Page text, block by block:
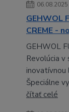
06.08.2025
GEHWOL
CREME -
GEHWOL
Revolúcia
inovatívnou
Špeciálne
čítať celé